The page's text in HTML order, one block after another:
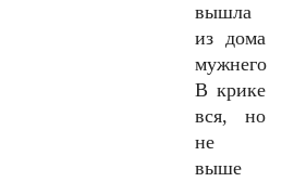
вышла
из дома
мужнего
В крике
вся, но
не
выше